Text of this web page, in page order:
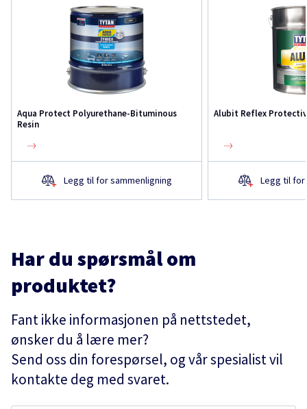
Aqua Protect Polyurethane-Bituminous
Resin
Legg til for sammenligning
Alubit Reflex
Legg til for
Har du spørsmål om
produktet?
Fant ikke informasjonen på nettstedet,
ønsker du å lære mer?
Send oss din forespørsel, og vår spesialist vil
kontakte deg med svaret.